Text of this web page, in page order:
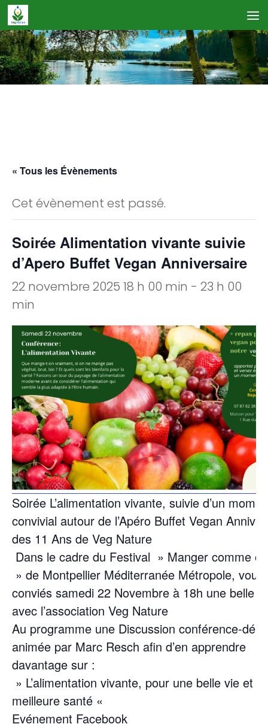
Skip to content
« Tous les Évènements
Cet évènement est passé.
Soirée Alimentation vivante suivie
d’Apero Buffet Vegan Anniversaire
22 novembre 2025 18 h 00 min - 23 h 00
min
Soirée L’alimentation vivante, suivie d’un
convivial autour de l’Apéro Buffet Vegan
des 11 Ans de Veg Nature
Dans le cadre du Festival » Manger comme
» de Montpellier Méditerranée Métropole, vous
conviés samedi 22 Novembre à 18h une belle
avec l’association Veg Nature
Au programme une Discussion conférence-
animée par Marc Resch afin d’en apprendre
davantage sur :
» L’alimentation vivante, pour une belle vie et
meilleure santé «
Evénement Facebook